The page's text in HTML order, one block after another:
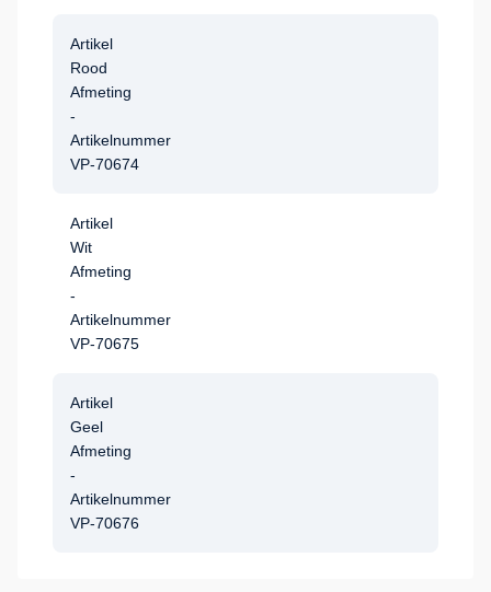
Artikel
Rood
Afmeting
-
Artikelnummer
VP-70674
Artikel
Wit
Afmeting
-
Artikelnummer
VP-70675
Artikel
Geel
Afmeting
-
Artikelnummer
VP-70676